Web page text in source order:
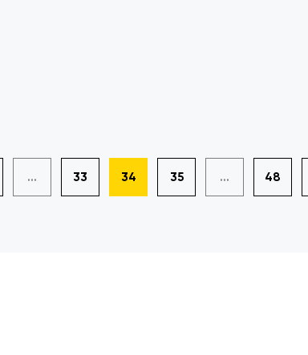
... 33 34 35 ... 48